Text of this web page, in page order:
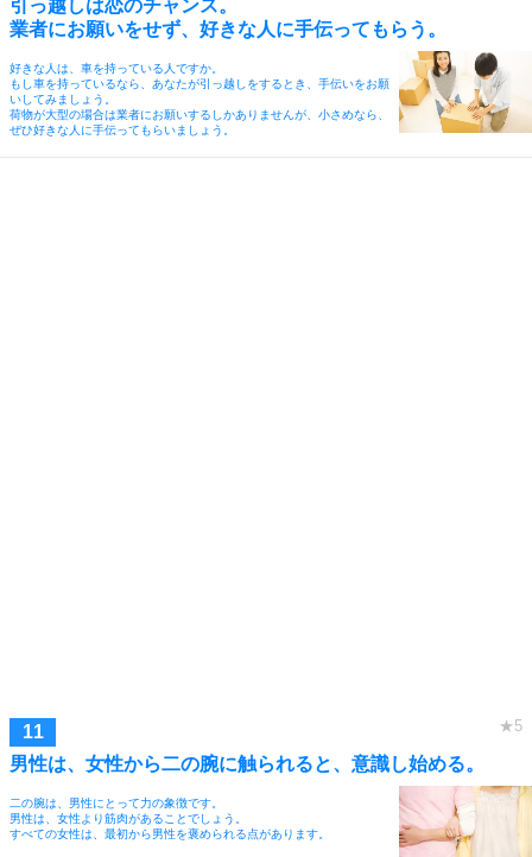
引っ越しは恋のチャンス。
業者にお願いをせず、好きな人に手伝ってもらう。
好きな人は、車を持っている人ですか。
もし車を持っているなら、あなたが引っ越しをするとき、手伝いをお願
いしてみましょう。
荷物が大型の場合は業者にお願いするしかありませんが、小さめなら、
ぜひ好きな人に手伝ってもらいましょう。
男性は、女性から二の腕に触られると、意識し始める。
二の腕は、男性にとって力の象徴です。
男性は、女性より筋肉があることでしょう。
すべての女性は、最初から男性を褒められる点があります。